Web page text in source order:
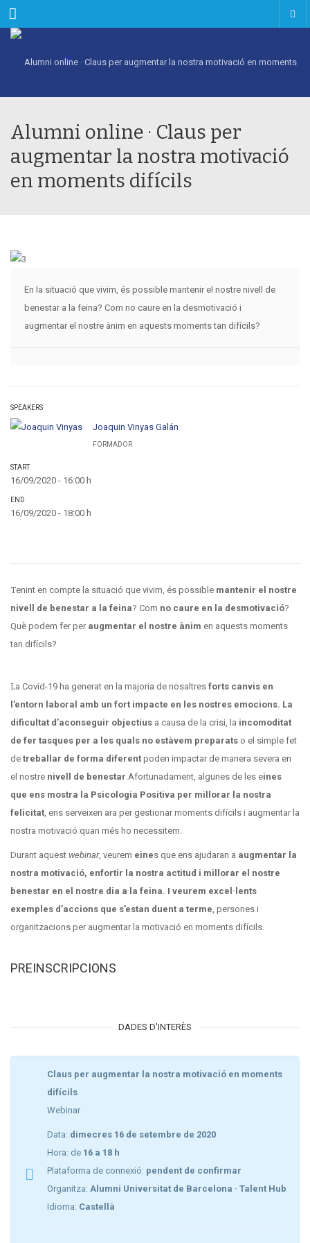
Menu
Alumni online · Claus per
augmentar la nostra motivació
en moments difícils
En la situació que vivim, és possible mantenir el nostre nivell de
benestar a la feina? Com no caure en la desmotivació i
augmentar el nostre ànim en aquests moments tan difícils?
SPEAKERS
Joaquin Vinyas Galán
FORMADOR
START
16/09/2020 - 16:00 h
END
16/09/2020 - 18:00 h
Tenint en compte la situació que vivim, és possible mantenir el nostre
nivell de benestar a la feina? Com no caure en la desmotivació?
Què podem fer per augmentar el nostre ànim en aquests moments
tan difícils?
La Covid-19 ha generat en la majoria de nosaltres forts canvis en
l’entorn laboral amb un fort impacte en les nostres emocions. La
dificultat d’aconseguir objectius a causa de la crisi, la incomoditat
de fer tasques per a les quals no estàvem preparats o el simple fet
de treballar de forma diferent poden impactar de manera severa en
el nostre nivell de benestar Afortunadament, algunes de les eines
que ens mostra la Psicologia Positiva per millorar la nostra
felicitat , ens serveixen ara per gestionar moments difícils i augmentar la
nostra motivació quan més ho necessitem.
Durant aquest webinar, veurem eines que ens ajudaran a augmentar la
nostra motivació, enfortir la nostra actitud i millorar el nostre
benestar en el nostre dia a la feina. I veurem excel·lents
exemples d’accions que s’estan duent a terme , persones i
organitzacions per augmentar la motivació en moments difícils.
PREINSCRIPCIONS
DADES D'INTERÈS
Claus per augmentar la nostra motivació en moments
difícils
Webinar
Data: dimecres 16 de setembre de 2020
Hora: de 16 a 18 h
Plataforma de connexió: pendent de confirmar
Organitza: Alumni Universitat de Barcelona · Talent Hub
Idioma: Castellà